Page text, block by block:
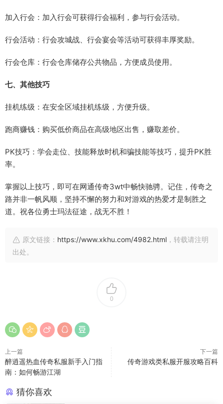
加入行会：加入行会可获得行会福利，参与行会活动。
行会活动：行会攻城战、行会宴会等活动可获得丰厚奖励。
行会仓库：行会仓库储存公共物品，方便成员使用。
七、其他技巧
挂机练级：在安全区域挂机练级，方便升级。
跑商赚钱：购买低价商品在高级地区出售，赚取差价。
PK技巧：学会走位、技能释放时机和骗技能等技巧，提升PK胜
率。
掌握以上技巧，即可在网通传奇3wt中畅快驰骋。记住，传奇之
路并非一帆风顺，坚持不懈的努力和对游戏的热爱才是制胜之
道。祝各位勇士玛法征途，战无不胜！
原文链接： https://www.xkhu.com/4982.html ，转载请注明
出处。
0
上一篇
醉逍遥热血传奇私服新手入门指
南：如何畅游江湖
下一篇
传奇游戏类私服开服攻略百科
猜你喜欢